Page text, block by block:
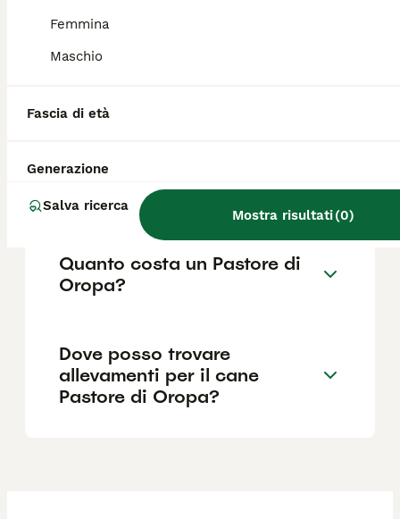
Femmina
Maschio
Fascia di età
Generazione
Salva ricerca
Mostra risultati(0)
decisione quando necessario.
d'oropa?
Quali sono i difetti del Cane
da Pastore Italiano?
Quanto costa un Pastore di
Oropa?
Dove posso trovare
allevamenti per il cane
Pastore di Oropa?